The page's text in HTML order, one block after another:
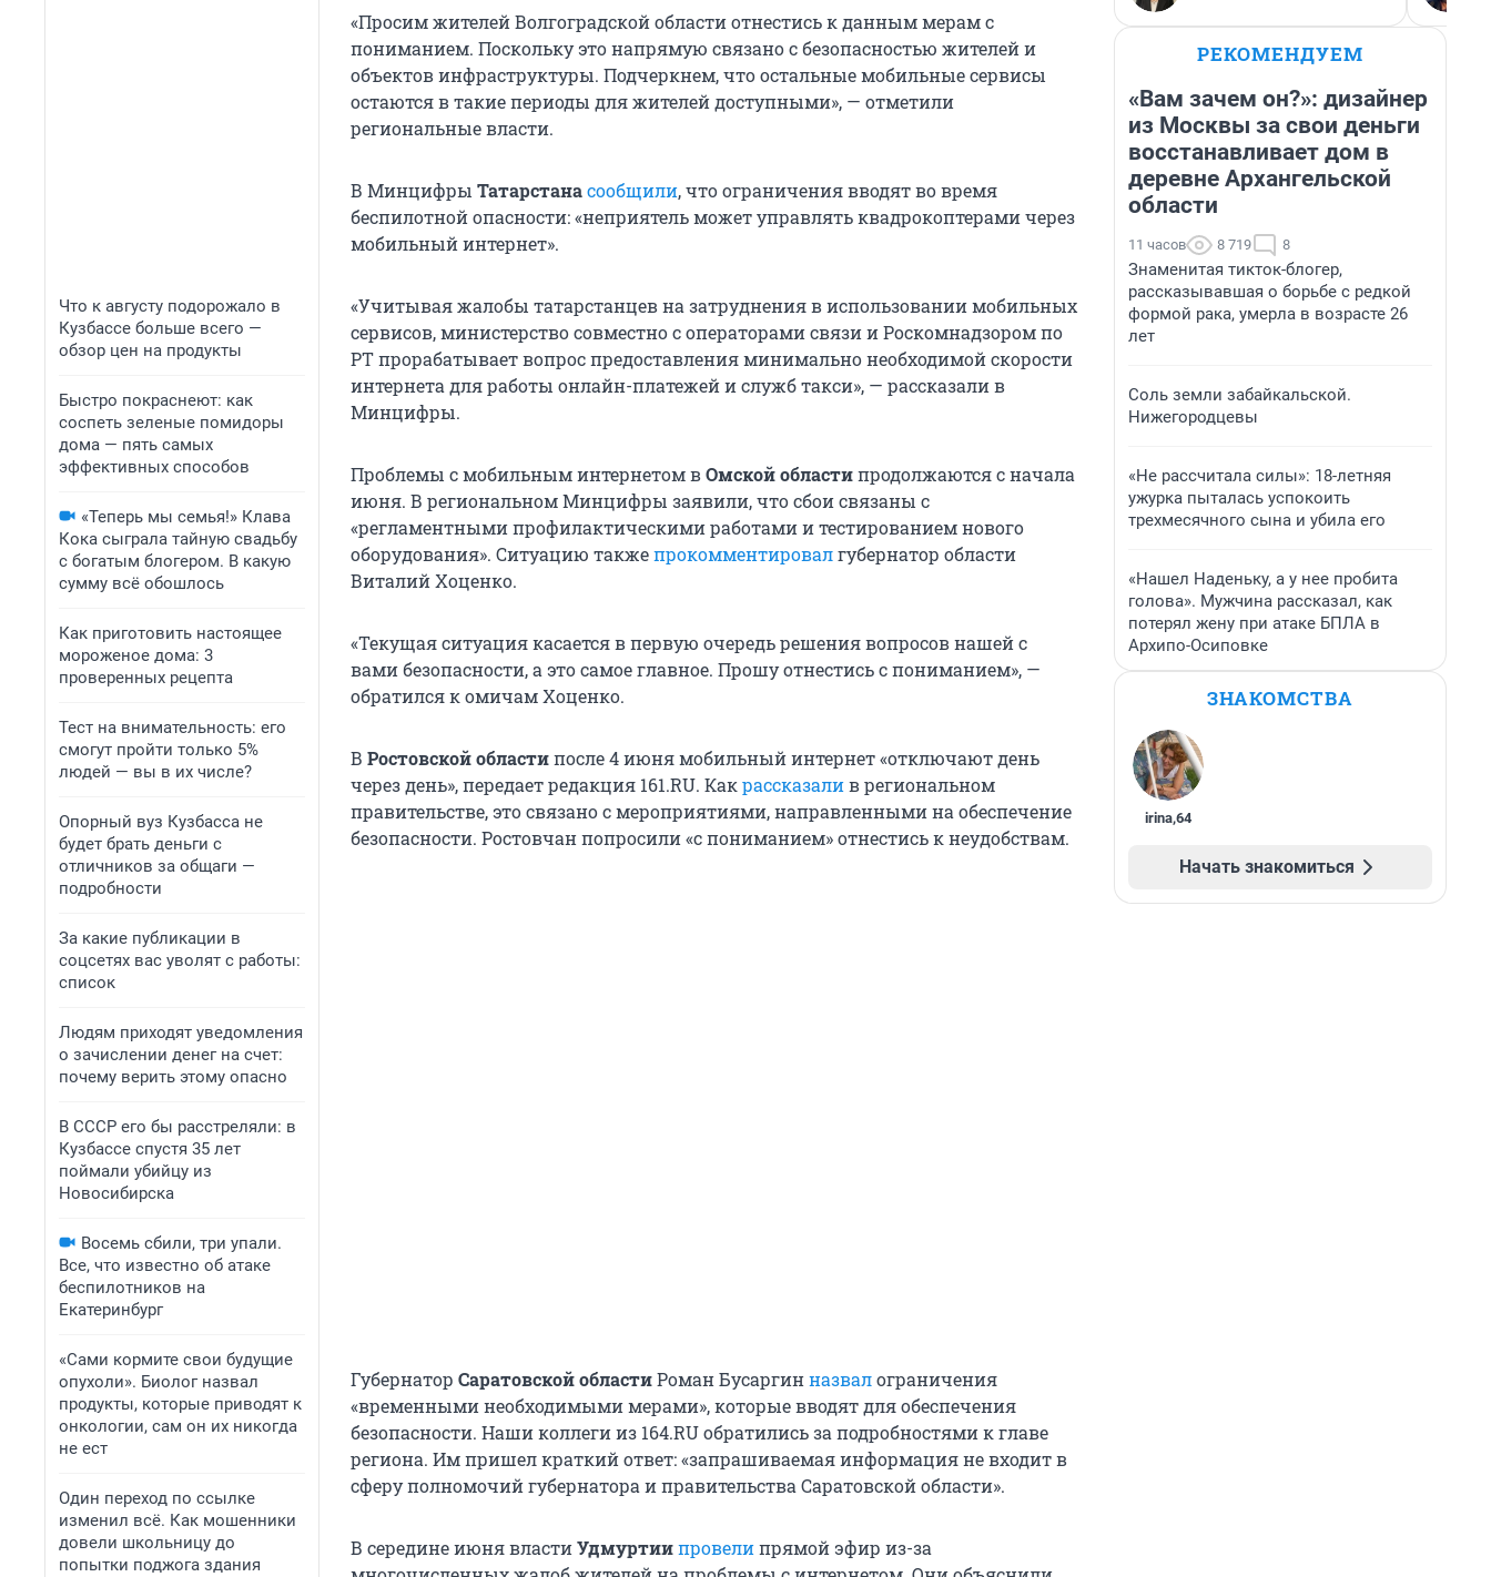
Что к августу подорожало в
Кузбассе больше всего —
обзор цен на продукты
Быстро покраснеют: как
соспеть зеленые помидоры
дома — пять самых
эффективных способов
«Теперь мы семья!» Клава
Кока сыграла тайную свадьбу
с богатым блогером. В какую
сумму всё обошлось
Как приготовить настоящее
мороженое дома: 3
проверенных рецепта
Тест на внимательность: его
смогут пройти только 5%
людей — вы в их числе?
Опорный вуз Кузбасса не
будет брать деньги с
отличников за общаги —
подробности
За какие публикации в
соцсетях вас уволят с работы:
список
Людям приходят уведомления
о зачислении денег на счет:
почему верить этому опасно
В СССР его бы расстреляли: в
Кузбассе спустя 35 лет
поймали убийцу из
Новосибирска
Восемь сбили, три упали.
Все, что известно об атаке
беспилотников на
Екатеринбург
«Сами кормите свои будущие
опухоли». Биолог назвал
продукты, которые приводят к
онкологии, сам он их никогда
не ест
Один переход по ссылке
изменил всё. Как мошенники
довели школьницу до
попытки поджога здания
«Просим жителей Волгоградской области отнестись к данным мерам с
пониманием. Поскольку это напрямую связано с безопасностью жителей и
объектов инфраструктуры. Подчеркнем, что остальные мобильные сервисы
остаются в такие периоды для жителей доступными», — отметили
региональные власти.
В Минцифры Татарстанасообщили, что ограничения вводят во время
беспилотной опасности: «неприятель может управлять квадрокоптерами через
мобильный интернет».
«Учитывая жалобы татарстанцев на затруднения в использовании мобильных
сервисов, министерство совместно с операторами связи и Роскомнадзором по
РТ прорабатывает вопрос предоставления минимально необходимой скорости
интернета для работы онлайн-платежей и служб такси», — рассказали в
Минцифры.
Проблемы с мобильным интернетом вОмской областипродолжаются с начала
июня. В региональном Минцифры заявили, что сбои связаны с
«регламентными профилактическими работами и тестированием нового
оборудования». Ситуацию такжепрокомментировалгубернатор области
Виталий Хоценко.
«Текущая ситуация касается в первую очередь решения вопросов нашей с
вами безопасности, а это самое главное. Прошу отнестись с пониманием», —
обратился к омичам Хоценко.
В Ростовской областипосле 4 июня мобильный интернет «отключают день
через день», передает редакция 161.RU. Какрассказалив региональном
правительстве, это связано с мероприятиями, направленными на обеспечение
безопасности. Ростовчан попросили «с пониманием» отнестись к неудобствам.
Губернатор Саратовской областиРоман Бусаргинназвалограничения
«временными необходимыми мерами», которые вводят для обеспечения
безопасности. Наши коллеги из 164.RU обратились за подробностями к главе
региона. Им пришел краткий ответ: «запрашиваемая информация не входит в
сферу полномочий губернатора и правительства Саратовской области».
В середине июня властиУдмуртиипровелипрямой эфир из-за
РЕКОМЕНДУЕМ
«Вам зачем он?»: дизайнер
из Москвы за свои деньги
восстанавливает дом в
деревне Архангельской
области
11 часов 8 719 8
Знаменитая тикток-блогер,
рассказывавшая о борьбе с редкой
формой рака, умерла в возрасте 26
лет
Соль земли забайкальской.
Нижегородцевы
«Не рассчитала силы»: 18-летняя
ужурка пыталась успокоить
трехмесячного сына и убила его
«Нашел Наденьку, а у нее пробита
голова». Мужчина рассказал, как
потерял жену при атаке БПЛА в
Архипо-Осиповке
ЗНАКОМСТВА
irina,64
Начать знакомиться